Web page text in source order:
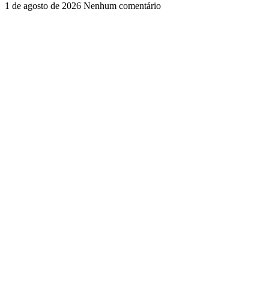
1 de agosto de 2026 Nenhum comentário